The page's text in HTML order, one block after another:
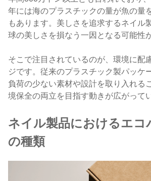
年には海のプラスチックの量が魚の量
もあります。美しさを追求するネイル
球の美しさを損なう一因となる可能性
そこで注目されているのが、環境に配
ジです。従来のプラスチック製パッケ
負荷の少ない素材や設計を取り入れる
境保全の両立を目指す動きが広がって
ネイル製品におけるエコ
の種類